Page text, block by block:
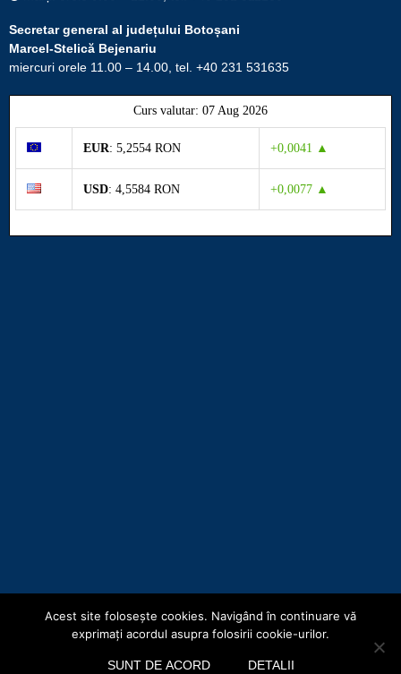
Secretar general al județului Botoșani
Marcel-Stelică Bejenariu
miercuri orele 11.00 – 14.00, tel. +40 231 531635
Curs valutar: 07 Aug 2026
EUR: 5,2554 RON +0,0041 ▲
USD: 4,5584 RON +0,0077 ▲
Copyright © Consiliul Județean Botoșani 2019
Hartă site Termeni și Condiții Politica de confidențialitate
Acest site foloseşte cookies. Navigând în continuare vă
exprimaţi acordul asupra folosirii cookie-urilor.
SUNT DE ACORD DETALII